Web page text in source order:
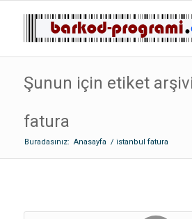
Şunun için etiket
fatura
Buradasınız: Anasayfa / istanbul fatura